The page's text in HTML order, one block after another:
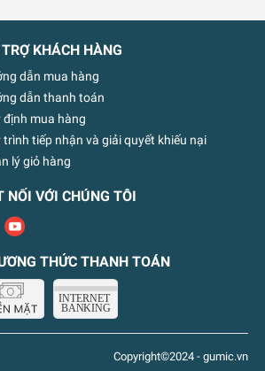
KHÁCH HÀNG
dẫn mua hàng
dẫn thanh toán
định mua hàng
trình tiếp nhận và giải quyết khiếu nại
lý giỏ hàng
NỐI VỚI CHÚNG TÔI
THỨC THANH TOÁN
Copyright©2024 - gumic.vn